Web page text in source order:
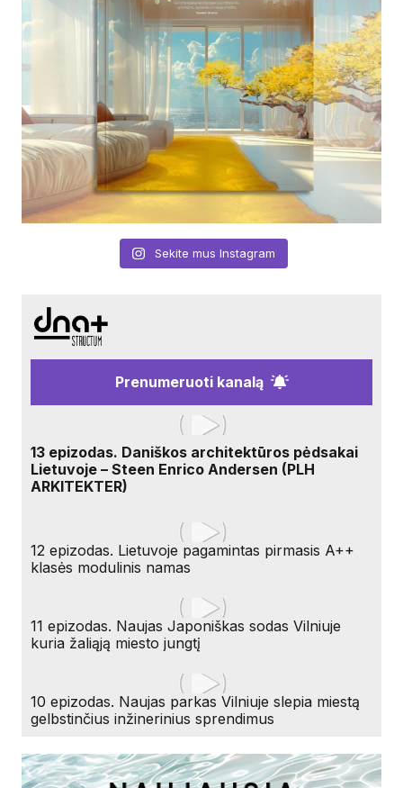
Sekite mus Instagram
Prenumeruoti kanalą
13 epizodas. Daniškos architektūros pėdsakai
Lietuvoje – Steen Enrico Andersen (PLH
ARKITEKTER)
12 epizodas. Lietuvoje pagamintas pirmasis A++
klasės modulinis namas
11 epizodas. Naujas Japoniškas sodas Vilniuje
kuria žaliąją miesto jungtį
10 epizodas. Naujas parkas Vilniuje slepia miestą
gelbstinčius inžinerinius sprendimus